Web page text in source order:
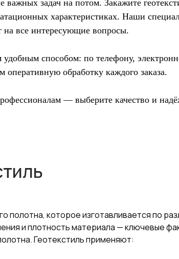
задач на потом. Закажите
характеристиках. Наши
на все интересующие вопросы.
способом: по телефону,
оперативную обработку каждого заказа.
— выберите качество и
полотна, которое изготавливается по
и плотность материала — ключевые
Геотекстиль применяют: